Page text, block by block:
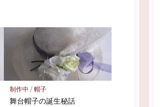
制作中 /帽子
舞台帽子の誕生秘話